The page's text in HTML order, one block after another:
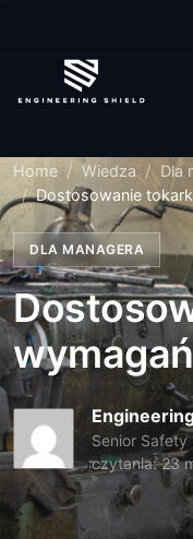
Home Wiedza
Dla
Dostosowanie
DLA MANAGERA
Senior Safety
czytania: 23